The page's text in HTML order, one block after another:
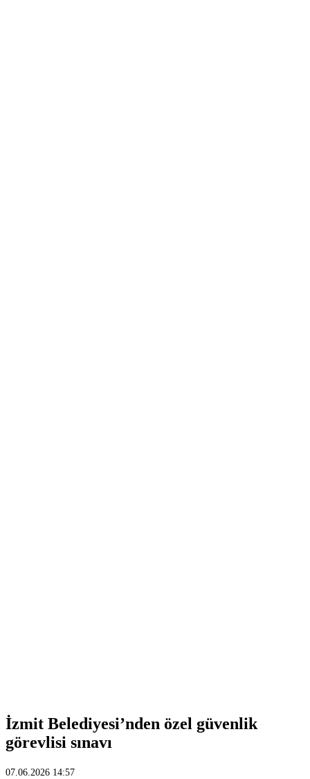
İzmit Belediyesi’nden özel güvenlik
görevlisi sınavı
07.06.2026 14:57